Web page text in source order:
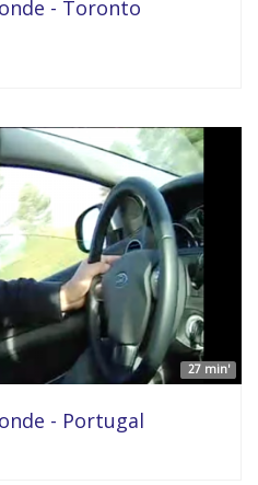
- Toronto
27 min'
- Portugal